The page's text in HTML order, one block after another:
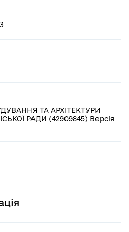
ТА АРХІТЕКТУРИ
РАДИ (42909845) Версія